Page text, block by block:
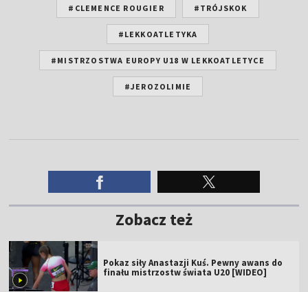
#CLEMENCE ROUGIER #TRÓJSKOK
#LEKKOATLETYKA
#MISTRZOSTWA EUROPY U18 W LEKKOATLETYCE
#JEROZOLIMIE
Zobacz też
Pokaz siły Anastazji Kuś. Pewny awans do
finału mistrzostw świata U20 [WIDEO]